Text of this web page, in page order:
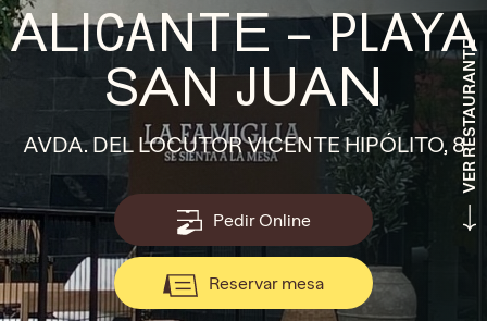
VER RESTAURANTE
ALICANTE – PLAYA
SAN JUAN
AVDA. DEL LOCUTOR VICENTE HIPÓLITO, 8
Pedir Online
Reservar mesa